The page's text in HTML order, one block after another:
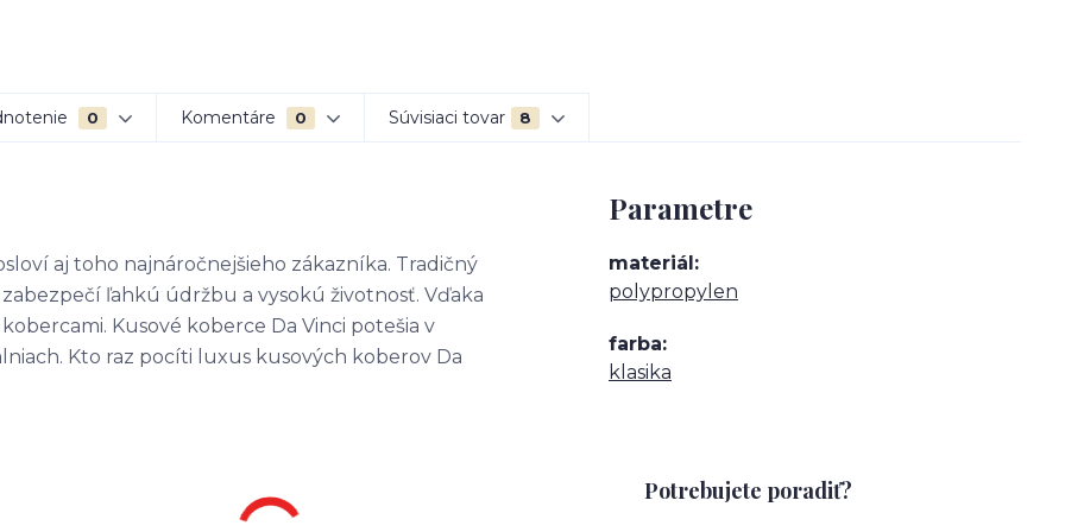
0 Komentáre 0 Súvisiaci tovar 8
aj toho najnáročnejšieho zákazníka. Tradičný
ľahkú údržbu a vysokú životnosť. Vďaka
Kusové koberce Da Vinci potešia v
Kto raz pocíti luxus kusových koberov Da
Parametre
materiál
polypropylen
farba
klasika
Potrebujete poradiť?